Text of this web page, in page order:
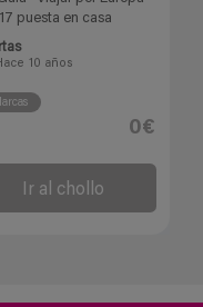
puesta en casa
10 años
0€
Ir al chollo